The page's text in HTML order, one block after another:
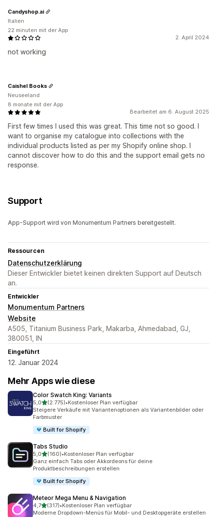
2. April 2024
not working
Candyshop.ai
Italien
22 minuten mit der App
Bearbeitet am 6. August 2025
First few times I used this was great. This time not so good. I
want to organise my catalogue into collections with the
individual products listed as per my Shopify online shop. I
cannot discover how to do this and the support email gets no
response.
Caishel Books
Neuseeland
8 monate mit der App
Support
App-Support wird von Monumentum Partners bereitgestellt.
Ressourcen
Datenschutzerklärung
Dieser Entwickler bietet keinen direkten Support auf Deutsch
an.
Entwickler
Monumentum Partners
Website
A505, Titanium Business Park, Makarba, Ahmedabad, GJ,
380051, IN
Eingeführt
12. Januar 2024
Mehr Apps wie diese
Color Swatch King: Variants
5,0von 5 Sternen
(2.775)
2775 Rezensionen insgesamt
•Kostenloser Plan verfügbar
Steigere Verkäufe mit Variantenoptionen als Variantenbilder oder
Farbmuster
Built for Shopify
Tabs Studio
5,0von 5 Sternen
(160)
160 Rezensionen insgesamt
•Kostenloser Plan verfügbar
Ganz einfach Tabs oder Akkordeons für deine
Produktbeschreibungen erstellen
Built for Shopify
Meteor Mega Menu & Navigation
4,7von 5 Sternen
(317)
317 Rezensionen insgesamt
•Kostenloser Plan verfügbar
Moderne Dropdown-Menüs für Mobil- und Desktopgeräte erstellen